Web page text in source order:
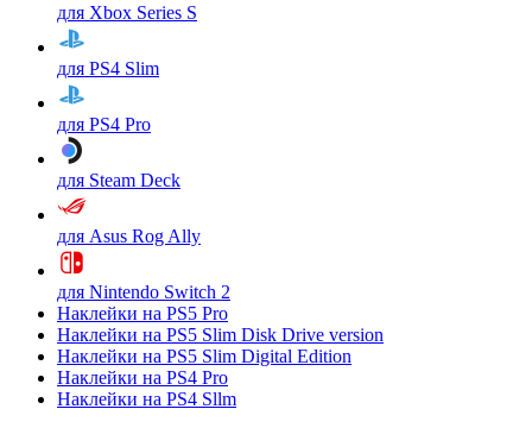
для Xbox Series S
для PS4 Slim
для PS4 Pro
для Steam Deck
для Asus Rog Ally
для Nintendo Switch 2
Наклейки на PS5 Pro
Наклейки на PS5 Slim Disk Drive version
Наклейки на PS5 Slim Digital Edition
Наклейки на PS4 Pro
Наклейки на PS4 Sllm